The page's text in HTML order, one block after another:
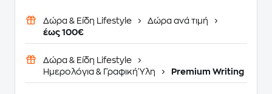
Δώρα & Είδη Lifestyle
Δώρα ανά τιμή
έως 100€
Δώρα & Είδη Lifestyle
Ημερολόγια & Γραφική Ύλη
Premium Writing